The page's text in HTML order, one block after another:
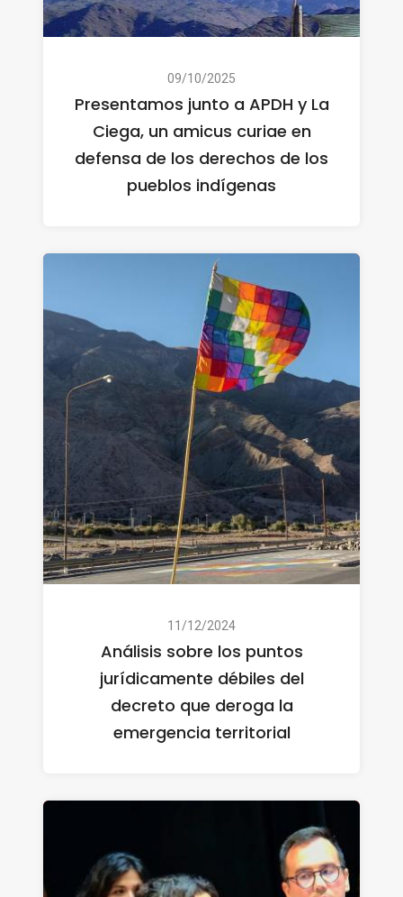
09/10/2025
Presentamos junto a APDH y La
Ciega, un amicus curiae en
defensa de los derechos de los
pueblos indígenas
11/12/2024
Análisis sobre los puntos
jurídicamente débiles del
decreto que deroga la
emergencia territorial